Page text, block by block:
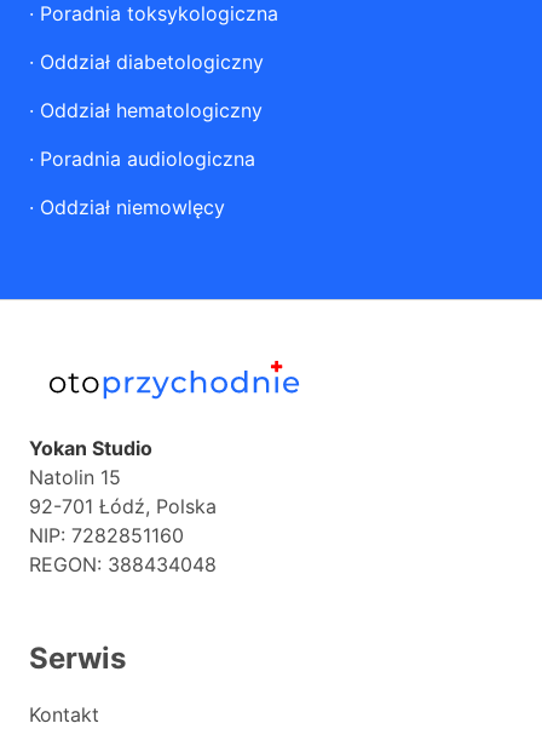
· Poradnia toksykologiczna
· Oddział diabetologiczny
· Oddział hematologiczny
· Poradnia audiologiczna
· Oddział niemowlęcy
Yokan Studio
Natolin 15
92-701 Łódź, Polska
NIP: 7282851160
REGON: 388434048
Serwis
Kontakt